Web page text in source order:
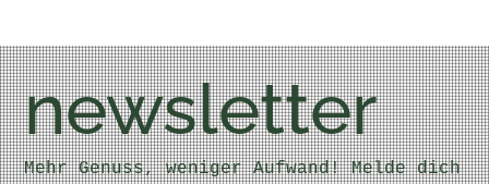
newsletter
Mehr Genuss, weniger Aufwand! Melde dich